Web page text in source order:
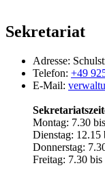
Sekretariat
Adresse:
Telefon: +49
E-Mail:
Montag: 7.30
Dienstag: 12.15
Donnerstag:
Freitag: 7.30